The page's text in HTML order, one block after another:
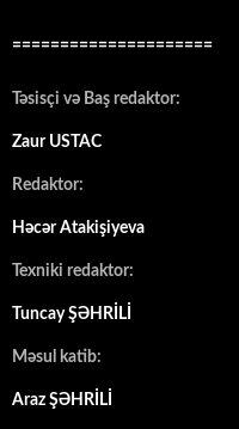
=====================
Təsisçi və Baş redaktor:
Zaur USTAC
Redaktor:
Həcər Atakişiyeva
Texniki redaktor:
Tuncay ŞƏHRİLİ
Məsul katib:
Araz ŞƏHRİLİ